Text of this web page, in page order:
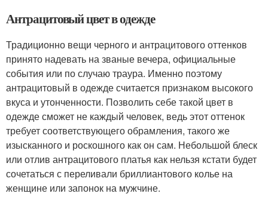
Антрацитовый цвет в одежде
Традиционно вещи черного и антрацитового оттенков
принято надевать на званые вечера, официальные
события или по случаю траура. Именно поэтому
антрацитовый в одежде считается признаком высокого
вкуса и утонченности. Позволить себе такой цвет в
одежде сможет не каждый человек, ведь этот оттенок
требует соответствующего обрамления, такого же
изысканного и роскошного как он сам. Небольшой блеск
или отлив антрацитового платья как нельзя кстати будет
сочетаться с переливали бриллиантового колье на
женщине или запонок на мужчине.